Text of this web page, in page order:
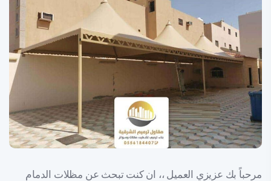
مرحباً بك عزيزي العميل ،، ان كنت تبحث عن مظلات الدمام